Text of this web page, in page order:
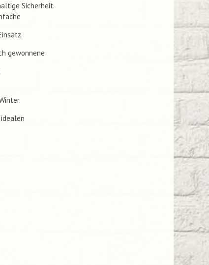
Sicherheit.
gewonnene